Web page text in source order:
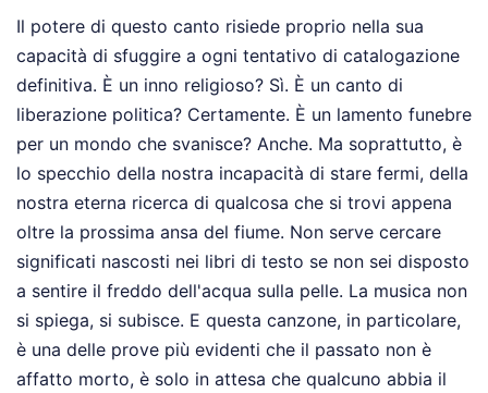
Il potere di questo canto risiede proprio nella sua
capacità di sfuggire a ogni tentativo di catalogazione
definitiva. È un inno religioso? Sì. È un canto di
liberazione politica? Certamente. È un lamento funebre
per un mondo che svanisce? Anche. Ma soprattutto, è
lo specchio della nostra incapacità di stare fermi, della
nostra eterna ricerca di qualcosa che si trovi appena
oltre la prossima ansa del fiume. Non serve cercare
significati nascosti nei libri di testo se non sei disposto
a sentire il freddo dell'acqua sulla pelle. La musica non
si spiega, si subisce. E questa canzone, in particolare,
è una delle prove più evidenti che il passato non è
affatto morto, è solo in attesa che qualcuno abbia il